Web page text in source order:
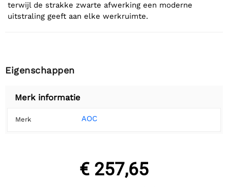
terwijl de strakke zwarte afwerking een moderne
uitstraling geeft aan elke werkruimte.
Eigenschappen
Merk informatie
Merk AOC
€ 257,65